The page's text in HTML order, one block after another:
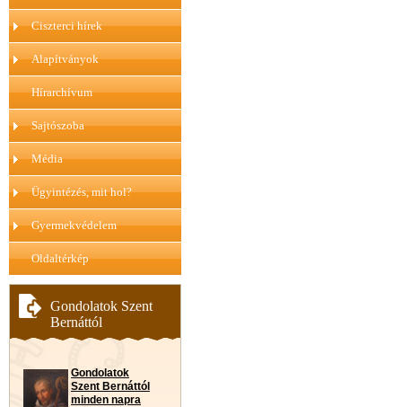
Ciszterci hírek
Alapítványok
Hírarchívum
Sajtószoba
Média
Ügyintézés, mit hol?
Gyermekvédelem
Oldaltérkép
Gondolatok Szent
Bernáttól
Gondolatok
Szent Bernáttól
minden napra